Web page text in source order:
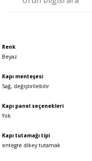
Renk
Beyaz
Kapı menteşesi
Sağ, değiştirilebilir
Kapı panel seçenekleri
Yok
Kapı tutamağı tipi
entegre dikey tutamak